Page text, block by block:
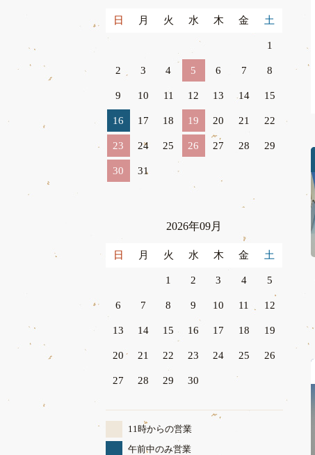
日 月 火 水 木 金 土
1
2 3 4 5 6 7 8
9 10 11 12 13 14 15
16 17 18 19 20 21 22
23 24 25 26 27 28 29
30 31
2026年09月
日 月 火 水 木 金 土
1 2 3 4 5
6 7 8 9 10 11 12
13 14 15 16 17 18 19
20 21 22 23 24 25 26
27 28 29 30
11時からの営業
午前中のみ営業